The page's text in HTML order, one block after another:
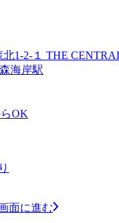
1-2-１ THE
海岸駅
OK
面に進む